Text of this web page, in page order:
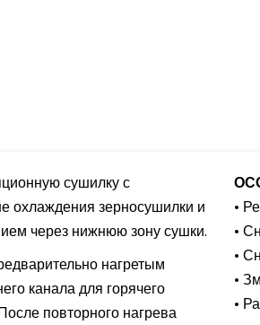
сушилку с
охлаждения зерносушилки и
через нижнюю зону сушки.
нагретым
канала для горячего
повторного нагрева
•
•
•
•
•